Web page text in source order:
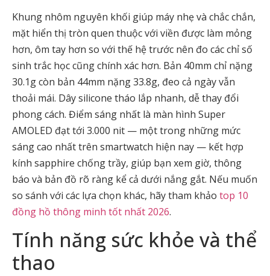
Khung nhôm nguyên khối giúp máy nhẹ và chắc chắn,
mặt hiển thị tròn quen thuộc với viền được làm mỏng
hơn, ôm tay hơn so với thế hệ trước nên đo các chỉ số
sinh trắc học cũng chính xác hơn. Bản 40mm chỉ nặng
30.1g còn bản 44mm nặng 33.8g, đeo cả ngày vẫn
thoải mái. Dây silicone tháo lắp nhanh, dễ thay đổi
phong cách. Điểm sáng nhất là màn hình Super
AMOLED đạt tới 3.000 nit — một trong những mức
sáng cao nhất trên smartwatch hiện nay — kết hợp
kính sapphire chống trầy, giúp bạn xem giờ, thông
báo và bản đồ rõ ràng kể cả dưới nắng gắt. Nếu muốn
so sánh với các lựa chọn khác, hãy tham khảo top 10
đồng hồ thông minh tốt nhất 2026.
Tính năng sức khỏe và thể
thao